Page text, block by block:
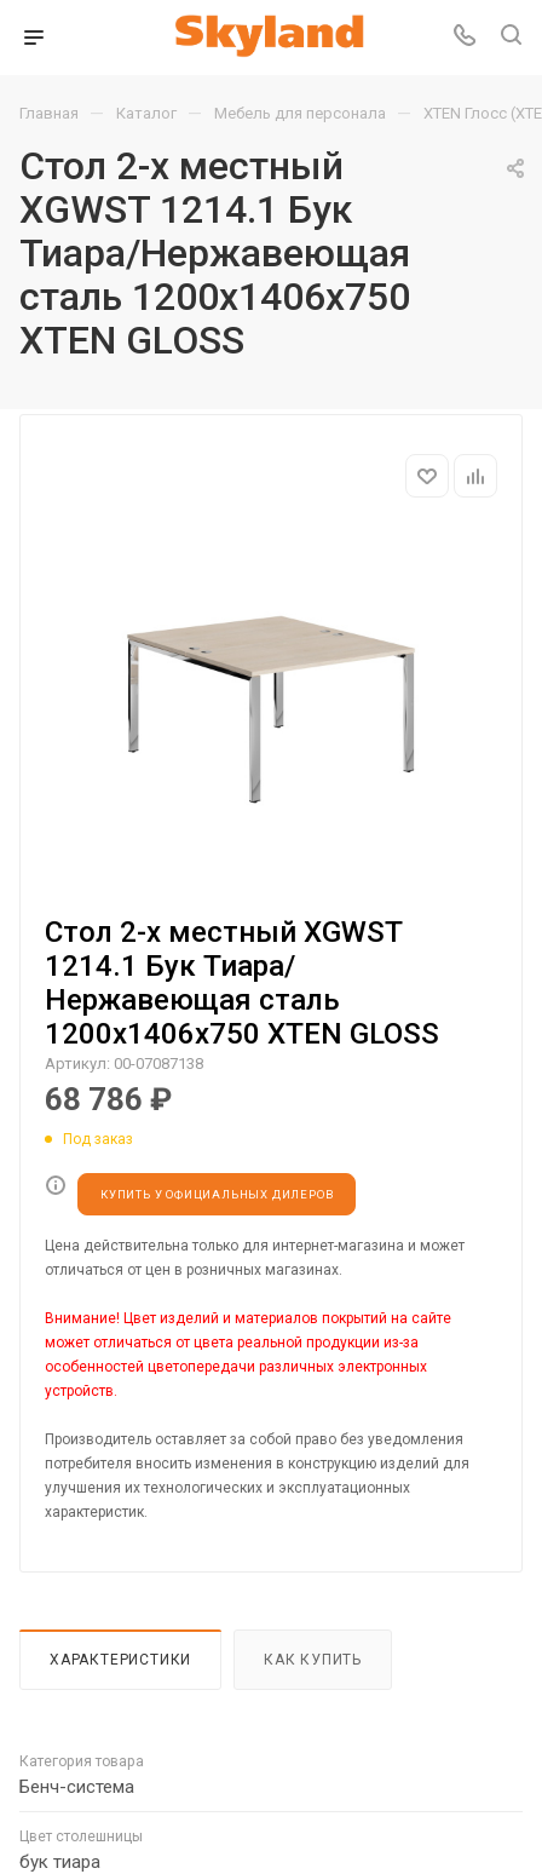
Главная — Каталог — Мебель для персонала — XTEN Глосс
Стол 2-х местный
XGWST 1214.1 Бук
Тиара/Нержавеющая
сталь 1200х1406х750
XTEN GLOSS
Стол 2-х местный XGWST
1214.1 Бук Тиара/
Нержавеющая сталь
1200х1406х750 XTEN GLOSS
Артикул: 00-07087138
68 786 ₽
Под заказ
КУПИТЬ У ОФИЦИАЛЬНЫХ ДИЛЕРОВ
Цена действительна только для интернет-магазина и может
отличаться от цен в розничных магазинах.
Внимание! Цвет изделий и материалов покрытий на сайте
может отличаться от цвета реальной продукции из-за
особенностей цветопередачи различных электронных
устройств.
Производитель оставляет за собой право без уведомления
потребителя вносить изменения в конструкцию изделий для
улучшения их технологических и эксплуатационных
характеристик.
ХАРАКТЕРИСТИКИ КАК КУПИТЬ
Категория товара
Бенч-система
Цвет столешницы
бук тиара